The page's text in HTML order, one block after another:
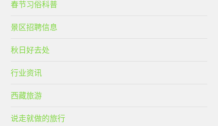
春节习俗科普
景区招聘信息
秋日好去处
行业资讯
西藏旅游
说走就做的旅行